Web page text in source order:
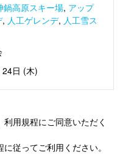
鍋高原スキー場, アップ
, 人工ゲレンデ, 人工雪ス
日 (木)
用規程にご同意いただく
従ってご利用ください。